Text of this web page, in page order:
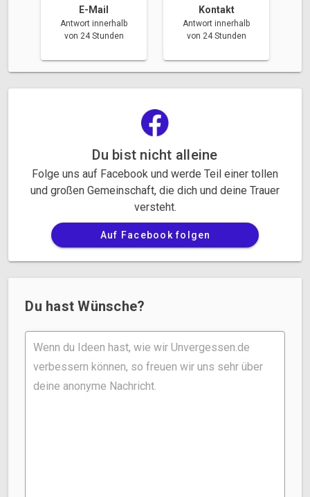
E-Mail
Antwort innerhalb
von 24 Stunden
Kontakt
Antwort innerhalb
von 24 Stunden
Du bist nicht alleine
Folge uns auf Facebook und werde Teil einer tollen
und großen Gemeinschaft, die dich und deine Trauer
versteht.
Auf Facebook folgen
Du hast Wünsche?